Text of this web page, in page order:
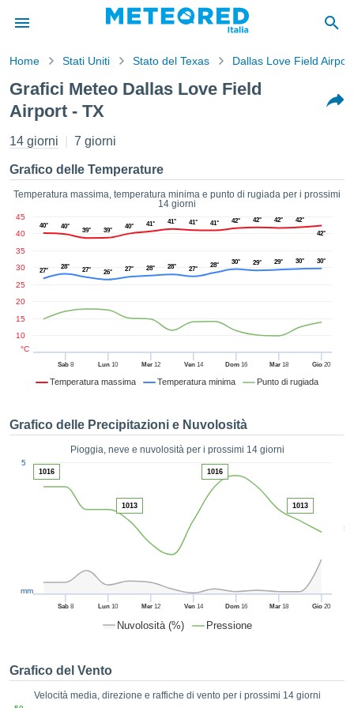
di
da
che le
di
È
Web
le
i
sulle
clic sul
CONTINUA
Home Stati Uniti Stato del Texas Dallas Love Field Airport
Grafici Meteo Dallas Love Field
Airport - TX
14 giorni 7 giorni
Grafico delle Temperature
Temperatura massima, temperatura minima e punto di rugiada per i prossimi
14 giorni
Temperatura massima Temperatura minima Punto di rugiada
Sab8 Lun 10 Mer12 Ven14 Dom16 Mar18 Gio 20
10
15
20
25
30
35
40
45
°C
40° 40°
39° 39°
40° 41° 41° 41° 41° 42° 42° 42°
42°
42°
27°
28° 27° 26° 27° 28° 28° 27°
28° 30° 29° 29° 30° 30°
Grafico delle Precipitazioni e Nuvolosità
Pioggia, neve e nuvolosità per i prossimi 14 giorni
Nuvolosità (%) Pressione
50
Sab8 Lun 10 Mer12 Ven14 Dom16 Mar18 Gio 20
5
mm
1016
1013
1016
1013
Grafico del Vento
Velocità media, direzione e raffiche di vento per i prossimi 14 giorni